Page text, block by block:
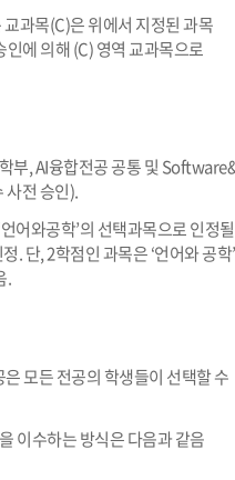
과목(C)은 위에서 지정된 과목
에 의해 (C) 영역 교과목으로
부, AI융합전공 공통 및
사전 승인).
어와공학’의 선택과목으로 인정될
. 단, 2학점인 과목은 ‘언어와 공학
.
모든 전공의 학생들이 선택할 수
이수하는 방식은 다음과 같음